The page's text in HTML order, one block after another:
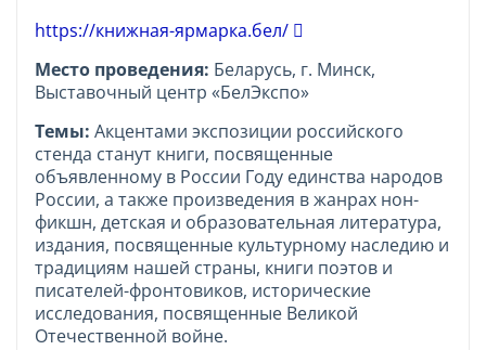
https://книжная-ярмарка.бел/
Место проведения: Беларусь, г. Минск,
Выставочный центр «БелЭкспо»
Темы: Акцентами экспозиции российского
стенда станут книги, посвященные
объявленному в России Году единства народов
России, а также произведения в жанрах нон-
фикшн, детская и образовательная литература,
издания, посвященные культурному наследию и
традициям нашей страны, книги поэтов и
писателей-фронтовиков, исторические
исследования, посвященные Великой
Отечественной войне.